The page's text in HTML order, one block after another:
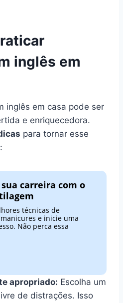
inglês em
inglês em casa pode ser
e enriquecedora.
para tornar esse
carreira com o
técnicas de
e inicie uma
Não perca essa
apropriado: Escolha um
de distrações. Isso